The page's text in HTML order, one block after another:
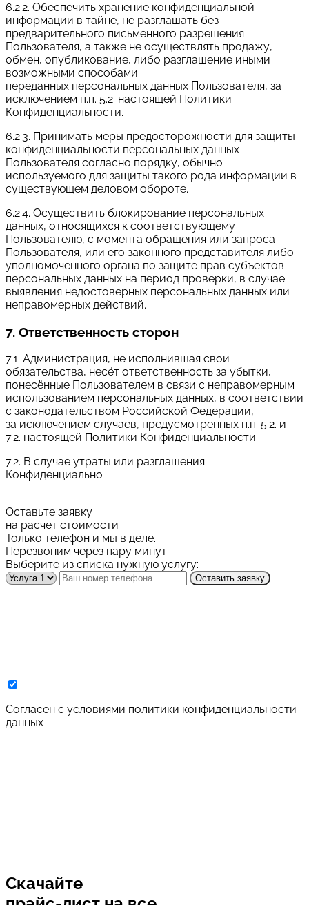
6.2.2. Обеспечить хранение конфиденциальной
информации в тайне, не разглашать без
предварительного письменного разрешения
Пользователя, а также не осуществлять продажу,
обмен, опубликование, либо разглашение иными
возможными способами
переданных персональных данных Пользователя, за
исключением п.п. 5.2. настоящей Политики
Конфиденциальности.
6.2.3. Принимать меры предосторожности для защиты
конфиденциальности персональных данных
Пользователя согласно порядку, обычно
используемого для защиты такого рода информации в
существующем деловом обороте.
6.2.4. Осуществить блокирование персональных
данных, относящихся к соответствующему
Пользователю, с момента обращения или запроса
Пользователя, или его законного представителя либо
уполномоченного органа по защите прав субъектов
персональных данных на период проверки, в случае
выявления недостоверных персональных данных или
неправомерных действий.
7. Ответственность сторон
7.1. Администрация, не исполнившая свои
обязательства, несёт ответственность за убытки,
понесённые Пользователем в связи с неправомерным
использованием персональных данных, в соответствии
с законодательством Российской Федерации,
за исключением случаев, предусмотренных п.п. 5.2. и
7.2. настоящей Политики Конфиденциальности.
7.2. В случае утраты или разглашения
Конфиденциально
Оставьте заявку
на расчет стоимости
Только телефон и мы в деле.
Перезвоним через пару минут
Выберите из списка нужную услугу:
Оставить заявку
Cогласен с условиями политики конфиденциальности
данных
Скачайте